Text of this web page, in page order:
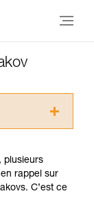
les
pour
plusieurs
rappel sur
C’est ce